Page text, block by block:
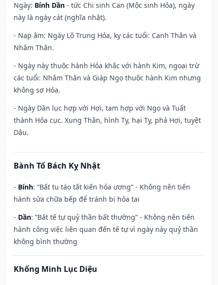
Ngày: Bính Dần - tức Chi sinh Can (Mộc sinh Hỏa), ngày
này là ngày cát (nghĩa nhật).
- Nạp âm: Ngày Lô Trung Hỏa, kỵ các tuổi: Canh Thân và
Nhâm Thân.
- Ngày này thuộc hành Hỏa khắc với hành Kim, ngoại trừ
các tuổi: Nhâm Thân và Giáp Ngọ thuộc hành Kim nhưng
không sợ Hỏa.
- Ngày Dần lục hợp với Hợi, tam hợp với Ngọ và Tuất
thành Hỏa cục. Xung Thân, hình Tỵ, hại Tỵ, phá Hợi, tuyệt
Dậu.
Bành Tổ Bách Kỵ Nhật
- Bính: “Bất tu táo tất kiến hỏa ương” - Không nên tiến
hành sửa chữa bếp để tránh bị hỏa tai
- Dần: “Bất tế tự quỷ thần bất thường” - Không nên tiến
hành công việc liên quan đến tế tự vì ngày này quỷ thần
không bình thường
Khổng Minh Lục Diệu